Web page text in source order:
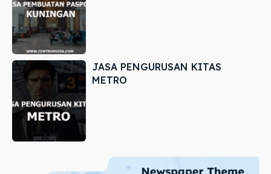
JASA PENGURUSAN KITAS
METRO